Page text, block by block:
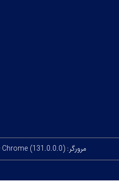
مرورگر: Google Chrome (131.0.0.0)